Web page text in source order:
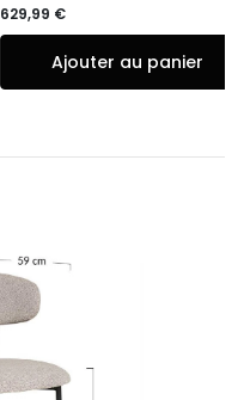
629,99 €
Ajouter au panier